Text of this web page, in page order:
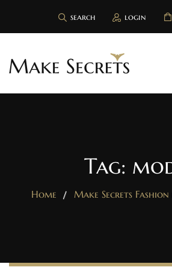
search login
Tag:
Home Make Secrets